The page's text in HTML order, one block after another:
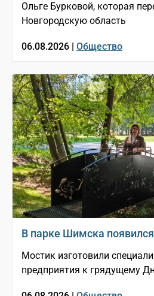
Ольге Бурковой, которая
Новгородскую область
06.08.2026 | Общество
В парке Шимска
Мостик изготовили
предприятия к грядущему